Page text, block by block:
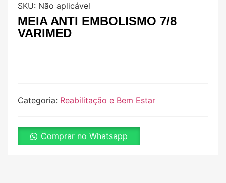
SKU: Não aplicável
MEIA ANTI EMBOLISMO 7/8
VARIMED
Categoria: Reabilitação e Bem Estar
Comprar no Whatsapp